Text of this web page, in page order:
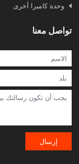
وحدة كاميرا أخرى
تواصل معنا
إرسال